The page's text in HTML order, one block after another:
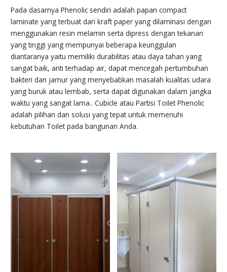
Pada dasarnya Phenolic sendiri adalah papan compact
laminate yang terbuat dari kraft paper yang dilaminasi dengan
menggunakan resin melamin serta dipress dengan tekanan
yang tinggi yang mempunyai beberapa keunggulan
diantaranya yaitu memiliki durabilitas atau daya tahan yang
sangat baik, anti terhadap air, dapat mencegah pertumbuhan
bakteri dan jamur yang menyebabkan masalah kualitas udara
yang buruk atau lembab, serta dapat digunakan dalam jangka
waktu yang sangat lama.. Cubicle atau Partisi Toilet Phenolic
adalah pilihan dan solusi yang tepat untuk memenuhi
kebutuhan Toilet pada bangunan Anda.